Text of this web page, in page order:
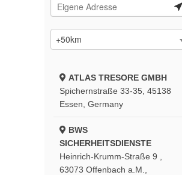
+50km
ATLAS TRESORE GMBH
Spichernstraße 33-35, 45138
Essen, Germany
BWS
SICHERHEITSDIENSTE
Heinrich-Krumm-Straße 9 ,
63073 Offenbach a.M.,